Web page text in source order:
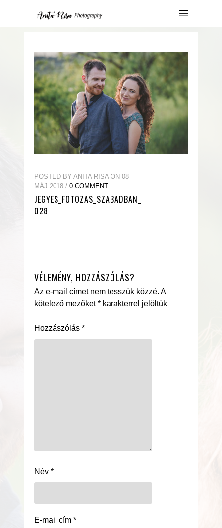
POSTED BY ANITA RISA ON 08
MÁJ 2018 / 0 COMMENT
JEGYES_FOTOZAS_SZABADBAN_
028
VÉLEMÉNY, HOZZÁSZÓLÁS?
Az e-mail címet nem tesszük közzé. A
kötelező mezőket* karakterrel jelöltük
Hozzászólás *
Név *
E-mail cím *